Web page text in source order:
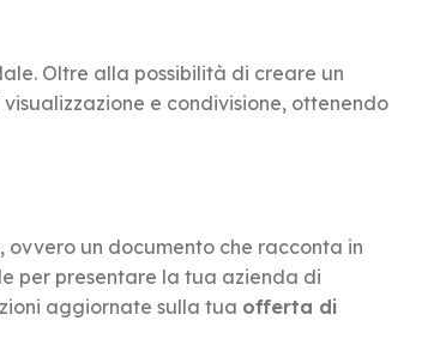
Oltre alla possibilità di creare un
e condivisione, ottenendo
, ovvero un documento che racconta in
per presentare la tua azienda di
aggiornate sulla tua offerta di